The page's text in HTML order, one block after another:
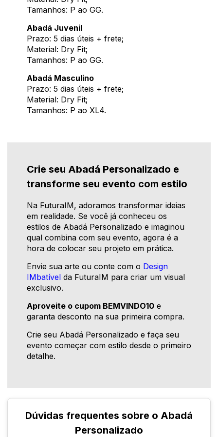
Tamanhos: P ao GG.
Abadá Juvenil
Prazo: 5 dias úteis + frete;
Material: Dry Fit;
Tamanhos: P ao GG.
Abadá Masculino
Prazo: 5 dias úteis + frete;
Material: Dry Fit;
Tamanhos: P ao XL4.
Crie seu Abadá Personalizado e
transforme seu evento com estilo
Na FuturaIM, adoramos transformar ideias
em realidade. Se você já conheceu os
estilos de Abadá Personalizado e imaginou
qual combina com seu evento, agora é a
hora de colocar seu projeto em prática.
Envie sua arte ou conte com o Design
IMbatível da FuturaIM para criar um visual
exclusivo.
Aproveite o cupom BEMVINDO10 e
garanta desconto na sua primeira compra.
Crie seu Abadá Personalizado e faça seu
evento começar com estilo desde o primeiro
detalhe.
Dúvidas frequentes sobre o Abadá
Personalizado